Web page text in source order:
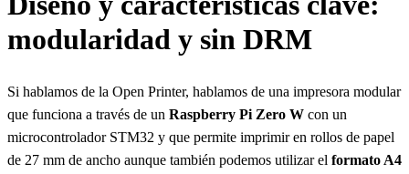
modularidad y sin DRM
Si hablamos de la Open Printer, hablamos de una impresora modular
que funciona a través de un Raspberry Pi Zero W con un
microcontrolador STM32 y que permite imprimir en rollos de papel
de 27 mm de ancho aunque también podemos utilizar el formato A4